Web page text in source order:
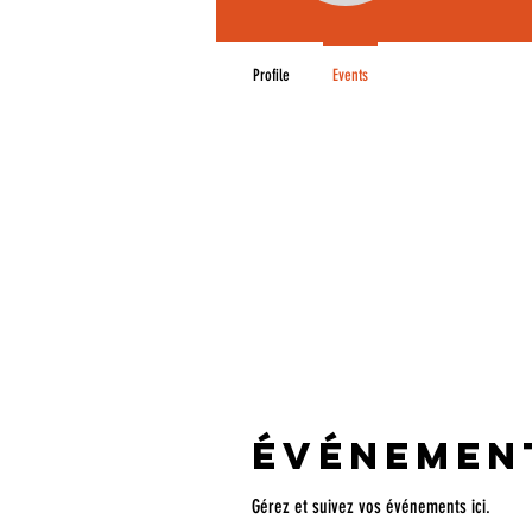
Gérez et suivez vos événements ici.
Profile Events